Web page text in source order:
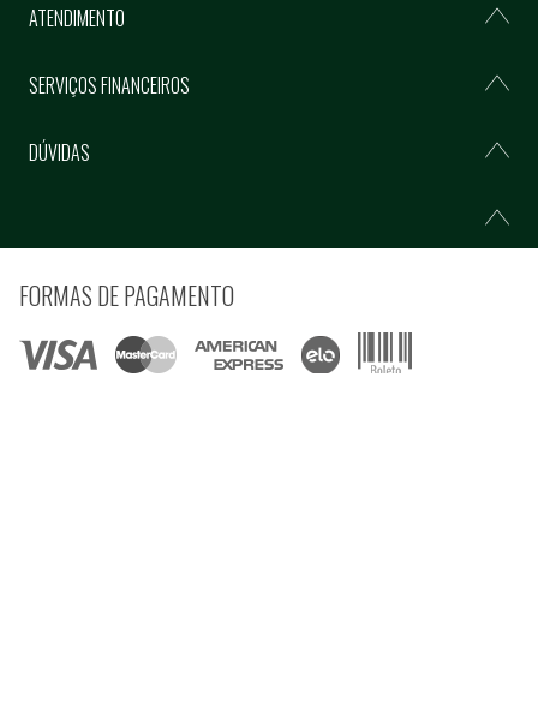
ATENDIMENTO
SERVIÇOS FINANCEIROS
DÚVIDAS
FORMAS DE PAGAMENTO